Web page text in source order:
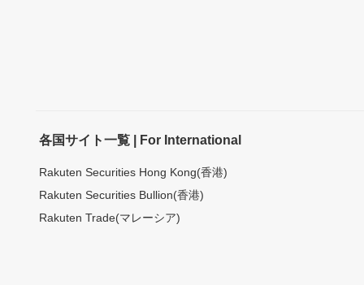
各国サイト一覧 | For International
Rakuten Securities Hong Kong(香港)
Rakuten Securities Bullion(香港)
Rakuten Trade(マレーシア)